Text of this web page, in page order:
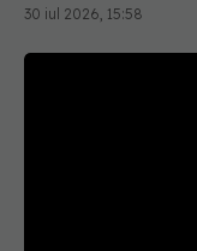
30 iul 2026, 15:58